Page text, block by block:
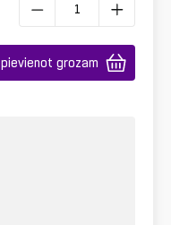
pievienot grozam